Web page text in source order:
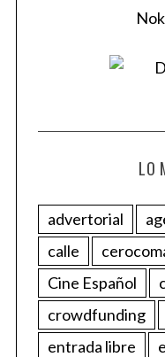
LO
advertorial
calle
Cine Español
crowdfunding
entrada libre